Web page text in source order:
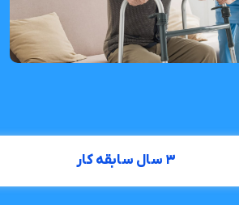
۳ سال سابقه کار